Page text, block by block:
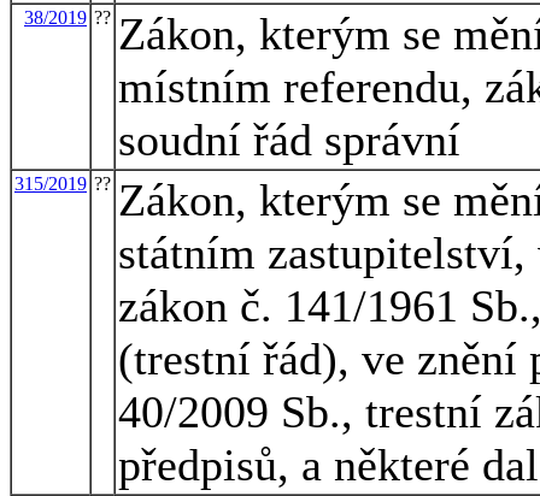
38/2019 ?? Zákon, kterým se
místním referendu,
soudní řád správní
315/2019 ?? Zákon, kterým se
státním zastupitelství,
zákon č. 141/1961
(trestní řád), ve znění
40/2009 Sb., trestní
předpisů, a některé